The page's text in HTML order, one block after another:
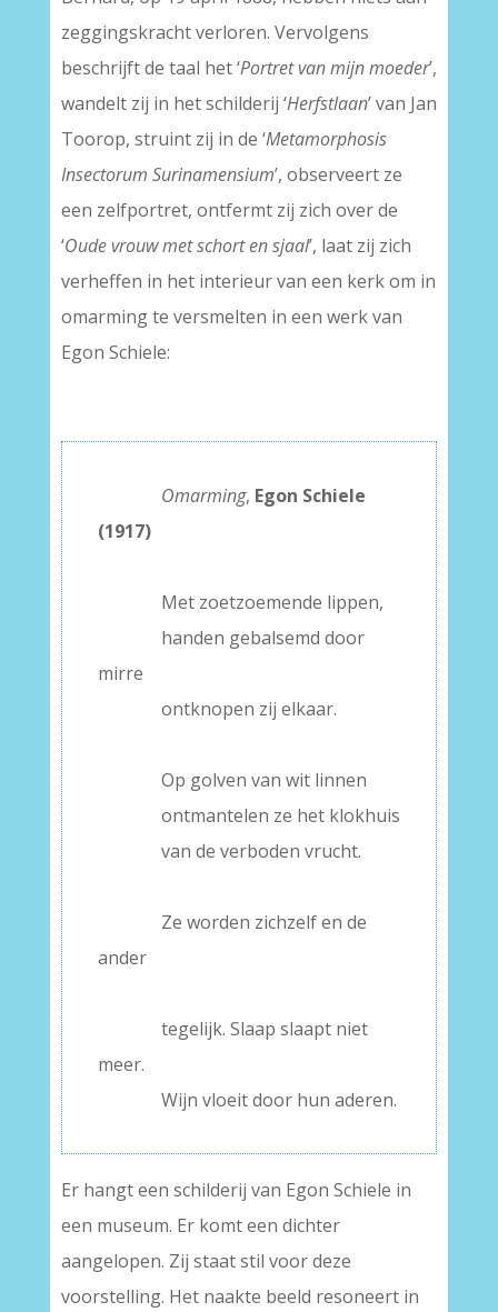
zeggingskracht verloren. Vervolgens
beschrijft de taal het ‘Portret van mijn moeder’,
wandelt zij in het schilderij ‘Herfstlaan’ van Jan
Toorop, struint zij in de ‘Metamorphosis
Insectorum Surinamensium’, observeert ze
een zelfportret, ontfermt zij zich over de
‘Oude vrouw met schort en sjaal’, laat zij zich
verheffen in het interieur van een kerk om in
omarming te versmelten in een werk van
Egon Schiele:
Omarming, Egon Schiele
(1917)
Met zoetzoemende lippen,
handen gebalsemd door
mirre
ontknopen zij elkaar.
Op golven van wit linnen
ontmantelen ze het klokhuis
van de verboden vrucht.
Ze worden zichzelf en de
ander
tegelijk. Slaap slaapt niet
meer.
Wijn vloeit door hun aderen.
Er hangt een schilderij van Egon Schiele in
een museum. Er komt een dichter
aangelopen. Zij staat stil voor deze
voorstelling. Het naakte beeld resoneert in